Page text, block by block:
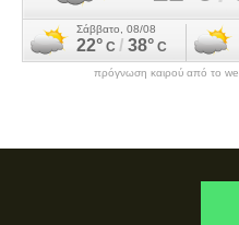
πρόγνωση καιρού από το